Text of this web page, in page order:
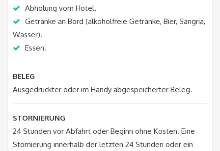
Abholung vom Hotel.
Getränke an Bord (alkoholfreie Getränke, Bier, Sangria,
Wasser).
Essen.
BELEG
Ausgedruckter oder im Handy abgespeicherter Beleg.
STORNIERUNG
24 Stunden vor Abfahrt oder Beginn ohne Kosten. Eine
Stornierung innerhalb der letzten 24 Stunden oder ein